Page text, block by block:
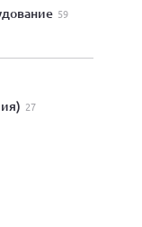
59
27